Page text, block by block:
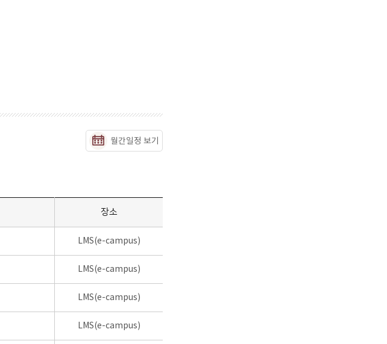
월간일정 보기
장소
LMS(e-campus)
LMS(e-campus)
LMS(e-campus)
LMS(e-campus)